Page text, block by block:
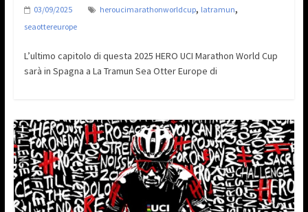
03/09/2025 heroucimarathonworldcup, latramun,
seaottereurope
L’ultimo capitolo di questa 2025 HERO UCI Marathon World Cup
sarà in Spagna a La Tramun Sea Otter Europe di